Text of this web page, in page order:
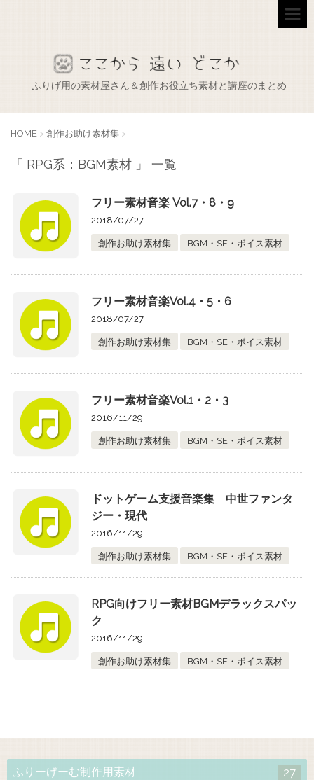
ふりげ用の素材屋さん＆創作お役立ち素材と講座のまとめ
HOME > 創作お助け素材集 >
「 RPG系：BGM素材 」 一覧
フリー素材音楽 Vol.7・8・9
2018/07/27
創作お助け素材集 BGM・SE・ボイス素材
フリー素材音楽Vol.4・5・6
2018/07/27
創作お助け素材集 BGM・SE・ボイス素材
フリー素材音楽Vol.1・2・3
2016/11/29
創作お助け素材集 BGM・SE・ボイス素材
ドットゲーム支援音楽集 中世ファンタ
ジー・現代
2016/11/29
創作お助け素材集 BGM・SE・ボイス素材
RPG向けフリー素材BGMデラックスパッ
ク
2016/11/29
創作お助け素材集 BGM・SE・ボイス素材
ふりーげーむ制作用素材 27